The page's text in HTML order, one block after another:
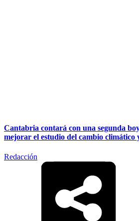
Cantabria contará con una segunda
mejorar el estudio del cambio climático
Redacción